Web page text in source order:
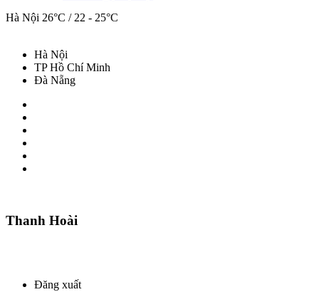
Hà Nội 26°C / 22 - 25°C
Hà Nội
TP Hồ Chí Minh
Đà Nẵng
Thanh Hoài
Đăng xuất